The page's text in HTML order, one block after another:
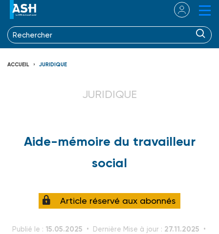
ACCUEIL JURIDIQUE
JURIDIQUE
Aide-mémoire du travailleur
social
Article réservé aux abonnés
Publié le : 15.05.2025 Dernière Mise à jour : 27.11.2025